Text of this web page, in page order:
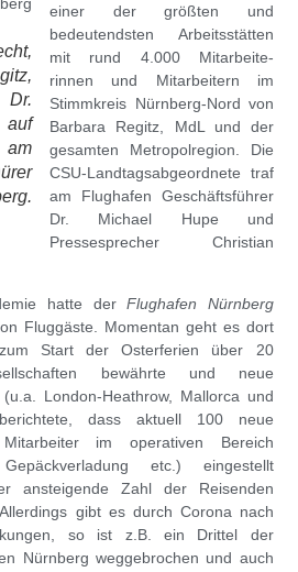
auf
einer der größten und
bedeutendsten Arbeitsstätten
mit rund 4.000 Mitarbeite-
rinnen und Mitarbeitern im
Stimmkreis Nürnberg-Nord von
Barbara Regitz , MdL und der
gesamten Metropolregion. Die
CSU-Landtagsabgeordnete traf
am Flughafen Geschäftsführer
Dr. Michael Hupe und
Pressesprecher Christian
hatte derFlughafen Nürnberg
Fluggäste. Momentan geht es dort
Start der Osterferien über 20
bewährte und neue
London-Heathrow, Mallorca und
dass aktuell 100 neue
im operativen Bereich
Gepäckverladung etc.) eingestellt
ansteigende Zahl der Reisenden
gibt es durch Corona nach
so ist z.B. ein Drittel der
Nürnberg weggebrochen und auch